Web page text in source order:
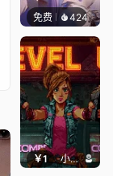
免费 424好看
￥1 小鹿子